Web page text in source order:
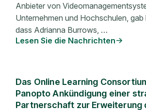
Anbieter von
Unternehmen und Hochschulen, gab
dass Adrianna Burrows, …
Lesen Sie die Nachrichten
Das Online Learning
Panopto Ankündigung einer
Partnerschaft zur Erweiterung